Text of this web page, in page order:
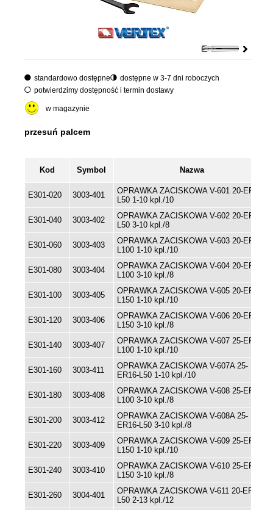
standardowo dostępne
dostępne w 3-7 dni roboczych
potwierdzimy dostępność i termin dostawy
w magazynie
Kod Symbol Nazwa
E301-020 3003-401
OPRAWKA ZACISKOWA V-601 20-ER16-
L50 1-10 kpl./10
E301-040 3003-402
OPRAWKA ZACISKOWA V-602 20-ER16-
L50 3-10 kpl./8
E301-060 3003-403
OPRAWKA ZACISKOWA V-603 20-ER16-
L100 1-10 kpl./10
E301-080 3003-404
OPRAWKA ZACISKOWA V-604 20-ER16-
L100 3-10 kpl./8
E301-100 3003-405
OPRAWKA ZACISKOWA V-605 20-ER16-
L150 1-10 kpl./10
E301-120 3003-406
OPRAWKA ZACISKOWA V-606 20-ER16-
L150 3-10 kpl./8
E301-140 3003-407
OPRAWKA ZACISKOWA V-607 25-ER16-
L100 1-10 kpl./10
E301-160 3003-411
OPRAWKA ZACISKOWA V-607A 25-
ER16-L50 1-10 kpl./10
E301-180 3003-408
OPRAWKA ZACISKOWA V-608 25-ER16-
L100 3-10 kpl./8
E301-200 3003-412
OPRAWKA ZACISKOWA V-608A 25-
ER16-L50 3-10 kpl./8
E301-220 3003-409
OPRAWKA ZACISKOWA V-609 25-ER16-
L150 1-10 kpl./10
E301-240 3003-410
OPRAWKA ZACISKOWA V-610 25-ER16-
L150 3-10 kpl./8
E301-260 3004-401
OPRAWKA ZACISKOWA V-611 20-ER20-
L50 2-13 kpl./12